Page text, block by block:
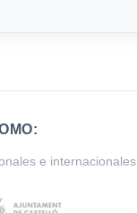
e internacionales.